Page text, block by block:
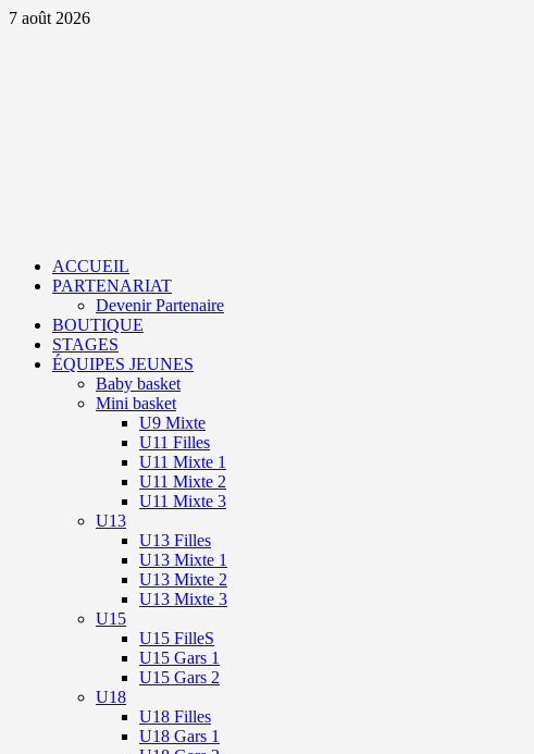
Aller
7 août 2026
ACCUEIL
PARTENARIAT
Devenir Partenaire
BOUTIQUE
STAGES
ÉQUIPES JEUNES
Baby basket
Mini basket
U9 Mixte
U11 Filles
U11 Mixte 1
U11 Mixte 2
U11 Mixte 3
U13
U13 Filles
U13 Mixte 1
U13 Mixte 2
U13 Mixte 3
U15
U15 FilleS
U15 Gars 1
U15 Gars 2
U18
U18 Filles
U18 Gars 1